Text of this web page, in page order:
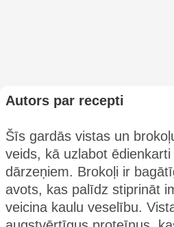
Autors par recepti
Šīs gardās vistas un
veids, kā uzlabot
dārzeņiem. Brokoļi ir
avots, kas palīdz stiprināt
veicina kaulu veselību.